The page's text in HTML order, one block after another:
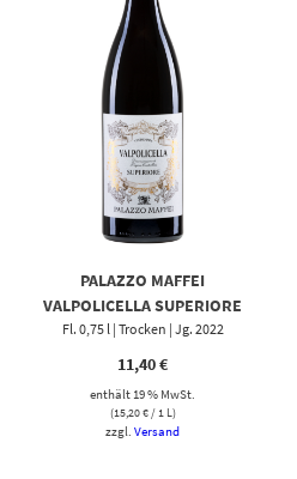
PALAZZO MAFFEI
VALPOLICELLA SUPERIORE
Fl. 0,75 l | Trocken | Jg. 2022
11,40€
enthält 19 % MwSt.
(15,20€/ 1 L)
zzgl.Versand